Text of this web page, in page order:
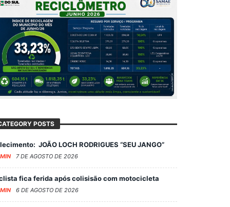
POSTS
JOÃO LOCH RODRIGUES “SEU JANGO”
7 DE AGOSTO DE 2026
fica ferida após colisisão com motocicleta
6 DE AGOSTO DE 2026